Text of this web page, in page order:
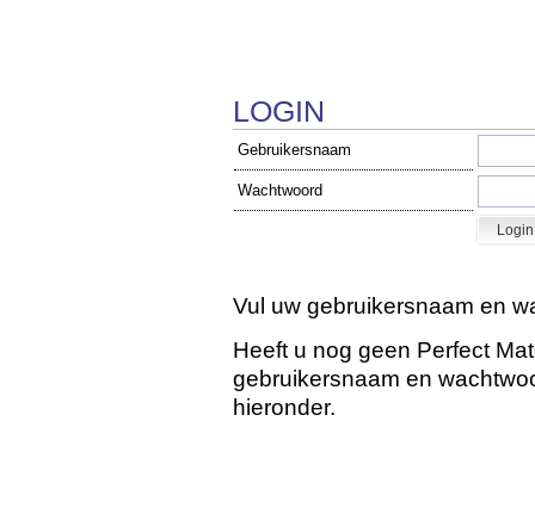
LOGIN
Gebruikersnaam
Wachtwoord
Vul uw gebruikersnaam en
Heeft u nog geen Perfect
gebruikersnaam en
hieronder.